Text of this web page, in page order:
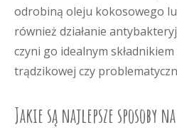
odrobiną oleju kokosowego
również działanie
czyni go idealnym
trądzikowej czy
Jakie są najlepsze sposoby